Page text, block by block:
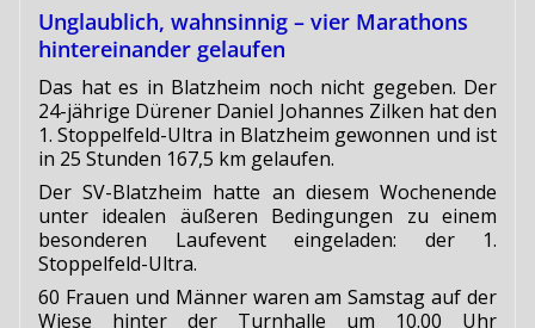
Unglaublich, wahnsinnig – vier Marathons
hintereinander gelaufen
Das hat es in Blatzheim noch nicht gegeben. Der
24-jährige Dürener Daniel Johannes Zilken hat den
1. Stoppelfeld-Ultra in Blatzheim gewonnen und ist
in 25 Stunden 167,5 km gelaufen.
Der SV-Blatzheim hatte an diesem Wochenende
unter idealen äußeren Bedingungen zu einem
besonderen Laufevent eingeladen: der 1.
Stoppelfeld-Ultra.
60 Frauen und Männer waren am Samstag auf der
Wiese hinter der Turnhalle um 10.00 Uhr